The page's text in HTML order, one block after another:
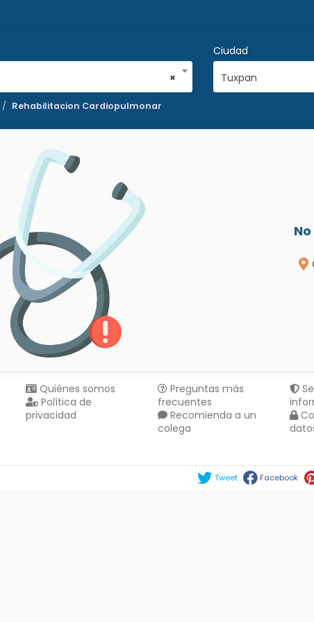
×
Ciudad
Tuxpan
Rehabilitacion Cardiopulmonar
Quiénes somos
Política de
privacidad
Preguntas más
frecuentes
Recomienda a un
colega
Tweet Facebook